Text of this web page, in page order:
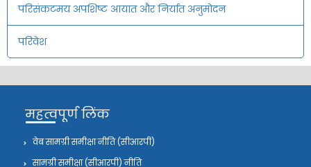
परिसंकटमय अपशिष्ट आयात और निर्यात अनुमोदन
परिवेश
महत्वपूर्ण लिंक
वेब सामग्री समीक्षा नीति (सीआरपी)
सामग्री समीक्षा (सीआरपी) नीति